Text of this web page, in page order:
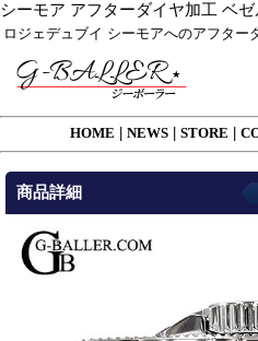
シーモア アフターダイヤ加工 ベ
ロジェデュブイ シーモアへのアフター
HOME NEWS STORE
商品詳細